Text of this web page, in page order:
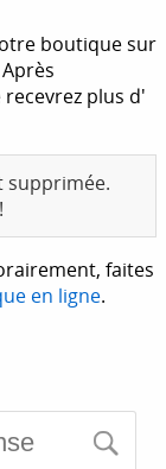
boutique sur
Après
plus d'
supprimée.
faites
en ligne.